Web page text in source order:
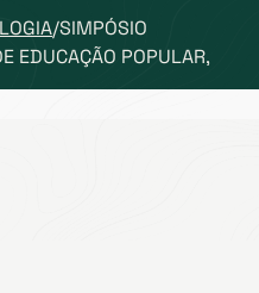
/SIMPÓSIO
EDUCAÇÃO POPULAR,